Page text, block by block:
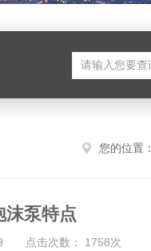
您的位置：
沫泵特点
点击次数： 1758次